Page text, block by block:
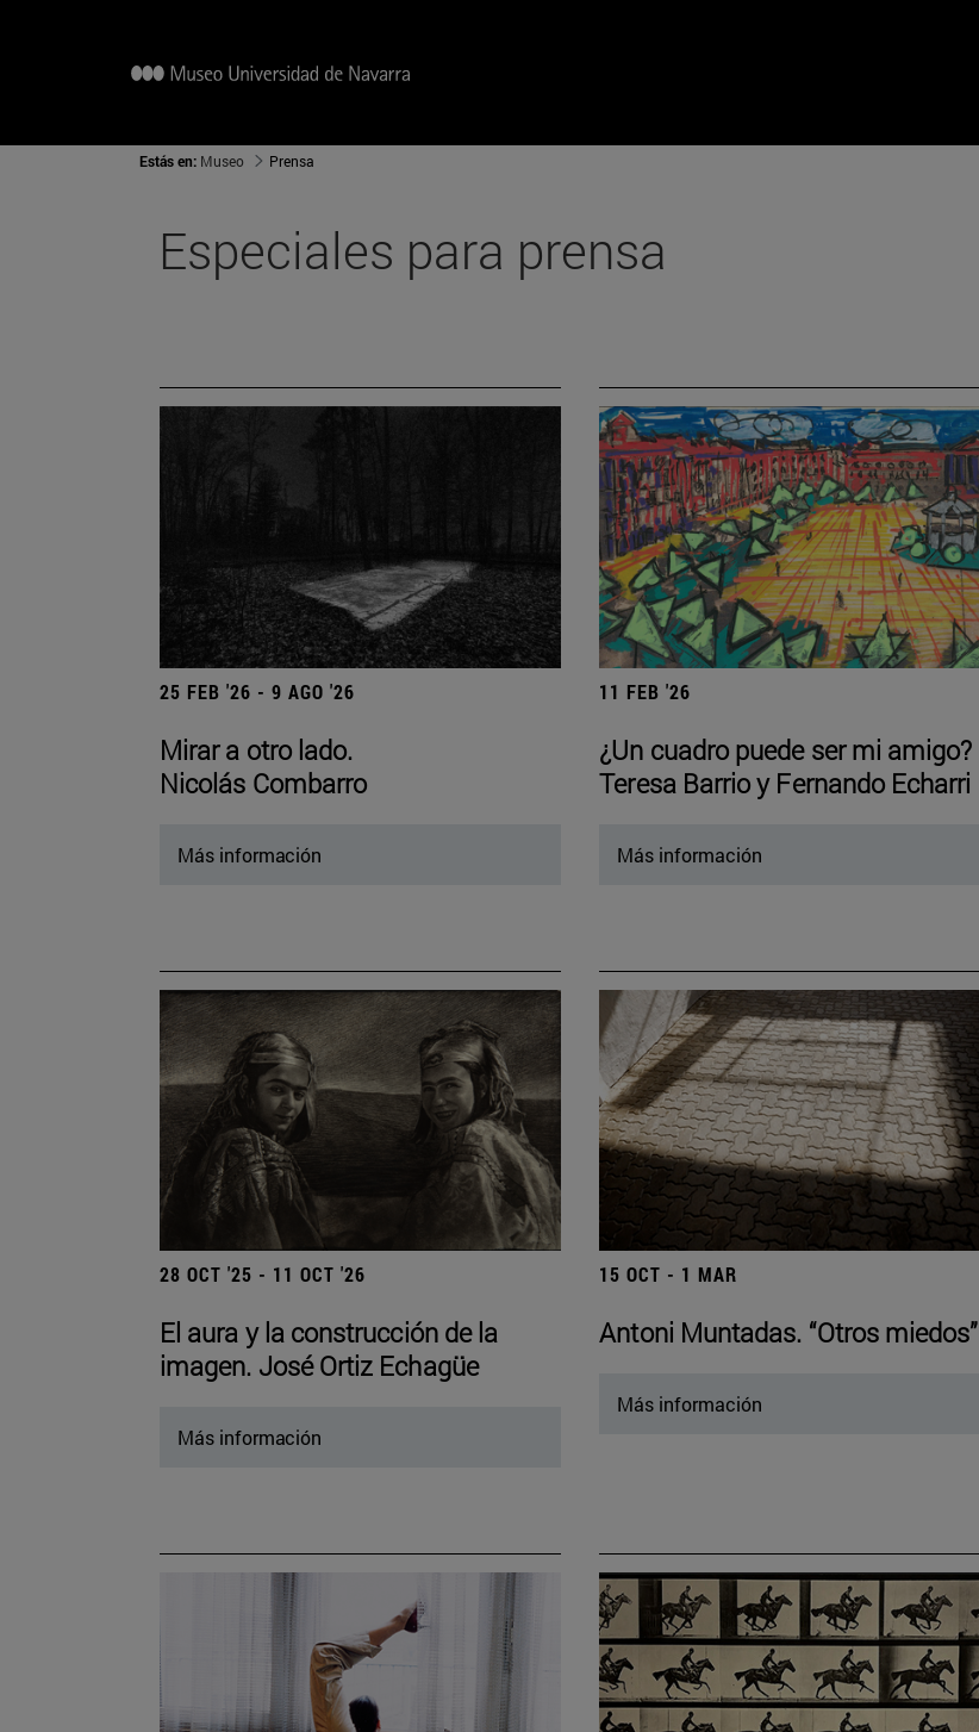
Estás en: Museo Prensa
Especiales para prensa
25 FEB '26 - 9 AGO '26
Mirar a otro lado.
Nicolás Combarro
Más información
11 FEB '26
¿Un cuadro puede ser mi amigo?
Teresa Barrio y Fernando Echarri
Más información
28 OCT '25 - 11 OCT '26
El aura y la construcción de la
imagen. José Ortiz Echagüe
Más información
15 OCT - 1 MAR
Antoni Muntadas. “Otros miedos”
Más información